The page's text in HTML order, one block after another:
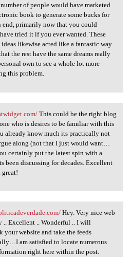
of people would have marketed
book to generate some bucks for
end, primarily now that you could
tried it if you ever wanted. These
likewise acted like a fantastic way
the rest have the same dreams really
own to see a whole lot more
this problem.
This
This could be the right blog
who is desires to be familiar with this
already know much its practically not
along (not that I just would want…
certainly put the latest spin with a
been discussing for decades. Excellent
great!
Hey. Very nice web
.. Excellent .. Wonderful .. I will
your website and take the feeds
am satisfied to locate numerous
right here within the post.